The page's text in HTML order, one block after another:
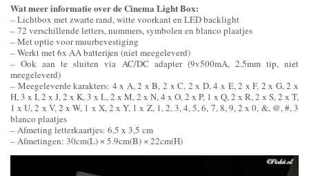
Wat meer informatie over de Cinema Light Box:
– Lichtbox met zwarte rand, witte voorkant en LED backlight
– 72 verschillende letters, nummers, symbolen en blanco plaatjes
– Met optie voor muurbevestiging
– Werkt met 6x AA batterijen (niet meegeleverd)
– Ook aan te sluiten via AC/DC adapter (9v500mA, 2.5mm tip, niet
meegeleverd)
– Meegeleverde karakters: 4 x A, 2 x B, 2 x C, 2 x D, 4 x E, 2 x F, 2 x G, 2 x
H, 3 x I, 2 x J, 2 x K, 3 x L, 2 x M, 2 x N, 4 x O, 2 x P, 1 x Q, 2 x R, 2 x S, 2 x T,
1 x U, 2 x V, 2 x W, 1 x X, 2 x Y, 1 x Z, 1, 2, 3, 4, 5, 6, 7, 8, 9, 2 x 0, &, @, #, 3
blanco plaatjes
– Afmeting letterkaartjes: 6,5 x 3,5 cm
– Afmetingen: 30cm(L) × 5.9cm(B) × 22cm(H)